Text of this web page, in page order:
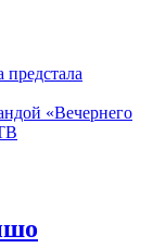
«Вечернего